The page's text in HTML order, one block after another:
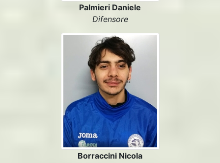
Palmieri Daniele
Difensore
Borraccini Nicola